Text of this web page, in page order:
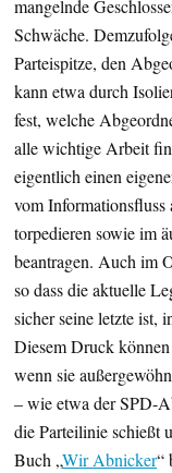
mangelnde
Schwäche.
Parteispitze, den
kann etwa durch
fest, welche
alle wichtige Arbeit
eigentlich einen
vom Informationsfluss
torpedieren sowie im
beantragen. Auch im
so dass die aktuelle
sicher seine letzte ist,
Diesem Druck
wenn sie
– wie etwa der SPD-
die Parteilinie schießt
Buch „Wir Abnicker“